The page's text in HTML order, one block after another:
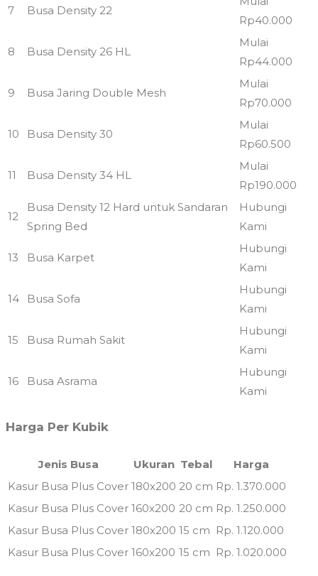
7 Busa Density 22
Rp40.000
8 Busa Density 26 HL
Mulai
Rp44.000
9 Busa Jaring Double Mesh
Mulai
Rp70.000
10 Busa Density 30
Mulai
Rp60.500
11 Busa Density 34 HL
Mulai
Rp190.000
12
Busa Density 12 Hard untuk Sandaran
Spring Bed
Hubungi
Kami
13 Busa Karpet
Hubungi
Kami
14 Busa Sofa
Hubungi
Kami
15 Busa Rumah Sakit
Hubungi
Kami
16 Busa Asrama
Hubungi
Kami
Harga Per Kubik
Jenis Busa Ukuran Tebal
Harga
Kasur Busa Plus Cover 180x200 20 cm Rp. 1.370.000
Kasur Busa Plus Cover 160x200 20 cm Rp. 1.250.000
Kasur Busa Plus Cover 180x200 15 cm Rp. 1.120.000
Kasur Busa Plus Cover 160x200 15 cm Rp. 1.020.000